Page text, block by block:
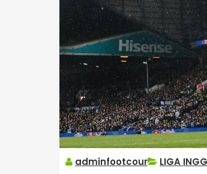
adminfootcour LIGA